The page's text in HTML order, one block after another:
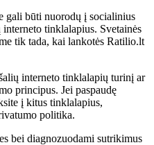
gali būti nuorodų į socialinius
tinklalapius. Svetainės
tik tada, kai lankotės Ratilio.lt
interneto tinklalapių turinį ar
principus. Jei paspaudę
į kitus tinklalapius,
politika.
bei diagnozuodami sutrikimus